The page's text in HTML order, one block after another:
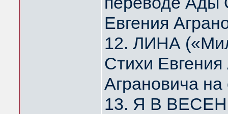
Евгения
12. ЛИНА
Стихи
Аграновича
13. Я В